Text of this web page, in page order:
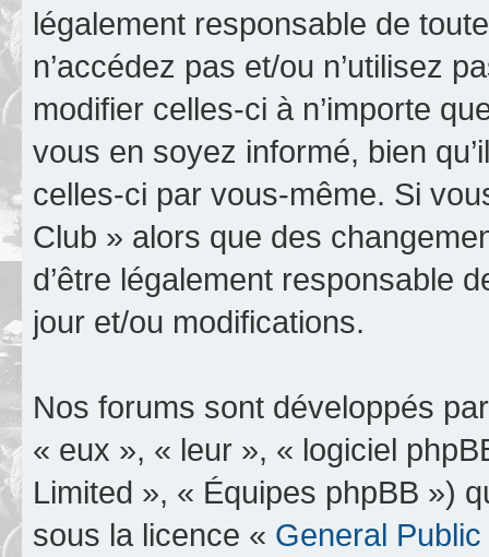
légalement responsable de
n’accédez pas et/ou n’utilisez
modifier celles-ci à n’importe
vous en soyez informé, bien
celles-ci par vous-même. Si
Club » alors que des
d’être légalement responsable
jour et/ou modifications.
Nos forums sont développés
« eux », « leur », « logiciel
Limited », « Équipes phpBB »)
sous la licence « General